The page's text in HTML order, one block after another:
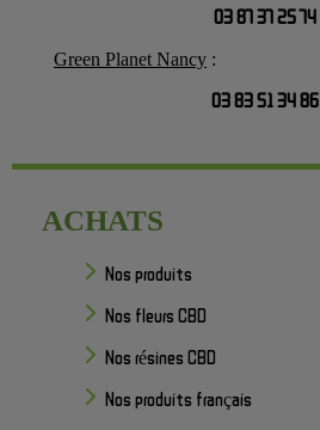
03 87 37 25 74
Green Planet Nancy :
03 83 51 34 86
ACHATS
Nos produits
Nos fleurs CBD
Nos résines CBD
Nos produits français